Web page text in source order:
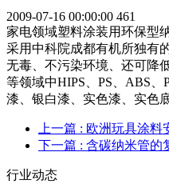
2009-07-16 00:00:00 461
家电领域塑料涂装用环保型
采用中科院成都有机所独有
无毒、不污染环境、还可降
等领域中HIPS、PS、ABS
漆、银白漆、实色漆、实色
上一篇 : 欧洲玩具涂料
下一篇 : 含碳纳米管的
行业动态